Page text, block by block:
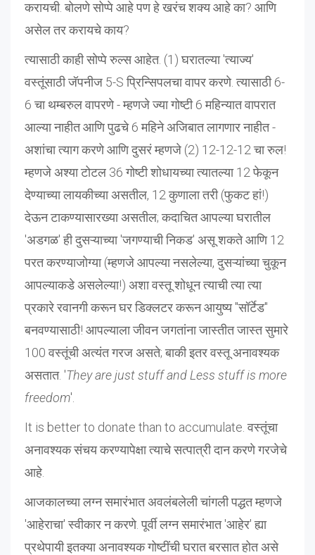
करायची. बोलणे सोप्पे आहे पण हे खरंच शक्य आहे का? आणि
असेल तर करायचे काय?
त्यासाठी काही सोप्पे रुल्स आहेत. (1) घरातल्या 'त्याज्य'
वस्तूंसाठी जॅपनीज 5-S प्रिन्सिपलचा वापर करणे. त्यासाठी 6-
6 चा थम्बरुल वापरणे - म्हणजे ज्या गोष्टी 6 महिन्यात वापरात
आल्या नाहीत आणि पुढचे 6 महिने अजिबात लागणार नाहीत -
अशांचा त्याग करणे आणि दुसरं म्हणजे (2) 12-12-12 चा रुल!
म्हणजे अश्या टोटल 36 गोष्टी शोधायच्या त्यातल्या 12 फेकून
देण्याच्या लायकीच्या असतील, 12 कुणाला तरी (फुकट हां!)
देऊन टाकण्यासारख्या असतील; कदाचित आपल्या घरातील
'अडगळ' ही दुसऱ्याच्या 'जगण्याची निकड' असू शकते आणि 12
परत करण्याजोग्या (म्हणजे आपल्या नसलेल्या, दुसऱ्यांच्या चुकून
आपल्याकडे असलेल्या!) अशा वस्तू शोधून त्याची त्या त्या
प्रकारे रवानगी करून घर डिक्लटर करून आयुष्य "सॉर्टेड"
बनवण्यासाठी! आपल्याला जीवन जगतांना जास्तीत जास्त सुमारे
100 वस्तूंची अत्यंत गरज असते; बाकी इतर वस्तू अनावश्यक
असतात. 'They are just stuff and Less stuff is more
freedom'.
It is better to donate than to accumulate. वस्तूंचा
अनावश्यक संचय करण्यापेक्षा त्याचे सत्पात्री दान करणे गरजेचे
आहे.
आजकालच्या लग्न समारंभात अवलंबलेली चांगली पद्धत म्हणजे
'आहेराचा' स्वीकार न करणे. पूर्वी लग्न समारंभात 'आहेर' ह्या
प्रथेपायी इतक्या अनावश्यक गोष्टींची घरात बरसात होत असे